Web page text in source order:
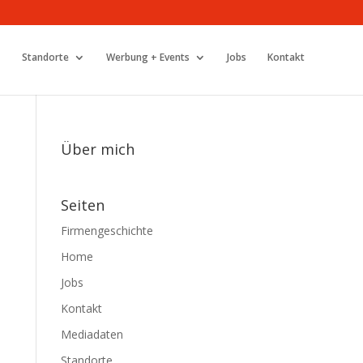
Standorte Werbung + Events Jobs Kontakt
Über mich
Seiten
Firmengeschichte
Home
Jobs
Kontakt
Mediadaten